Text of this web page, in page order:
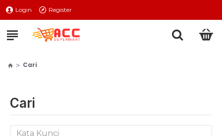
Login Register
Cari
Cari